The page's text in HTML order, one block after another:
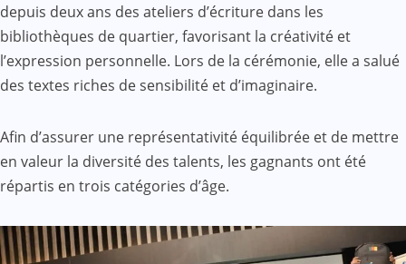
depuis deux ans des ateliers d’écriture dans les
bibliothèques de quartier, favorisant la créativité et
l’expression personnelle. Lors de la cérémonie, elle a salué
des textes riches de sensibilité et d’imaginaire.
Afin d’assurer une représentativité équilibrée et de mettre
en valeur la diversité des talents, les gagnants ont été
répartis en trois catégories d’âge.